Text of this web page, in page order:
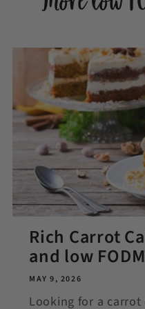
Rich Carrot
and low
MAY 9, 2026
Looking for a